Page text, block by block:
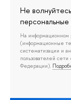
Не
персональные
На
(информационные
систематизации и
пользователей
Федерации).